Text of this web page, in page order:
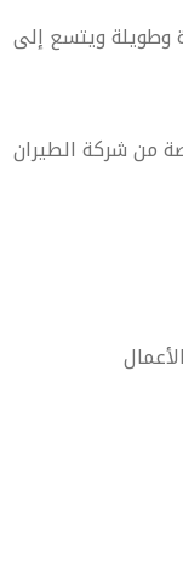
وطويلة ويتسع إلى
من شركة الطيران